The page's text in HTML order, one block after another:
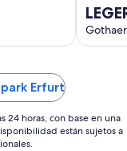
Erfurt
24 horas, con base en una
están sujetos a